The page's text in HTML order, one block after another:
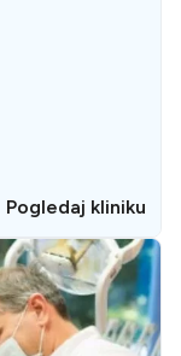
Pogledaj kliniku